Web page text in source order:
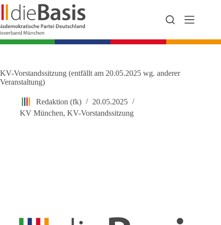
Zum
Inhalt
springen
KV-Vorstandssitzung (entfällt am 20.05.2025 wg. anderer
Veranstaltung)
Redaktion (fk)
20.05.2025
KV München, KV-Vorstandssitzung